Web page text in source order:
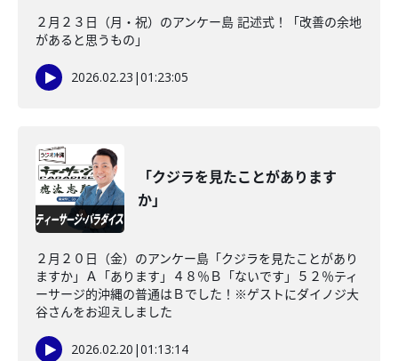
２月２３日（月・祝）のアンケー島 記述式！「改善の余地
があると思うもの」
2026.02.23 |01:23:05
「クジラを見たことがあります
か」
２月２０日（金）のアンケー島「クジラを見たことがあり
ますか」Ａ「あります」４８％Ｂ「ないです」５２％ティ
ーサージ的沖縄の普通はＢでした！※ゲストにダイノジ大
谷さんをお迎えしました
2026.02.20 |01:13:14